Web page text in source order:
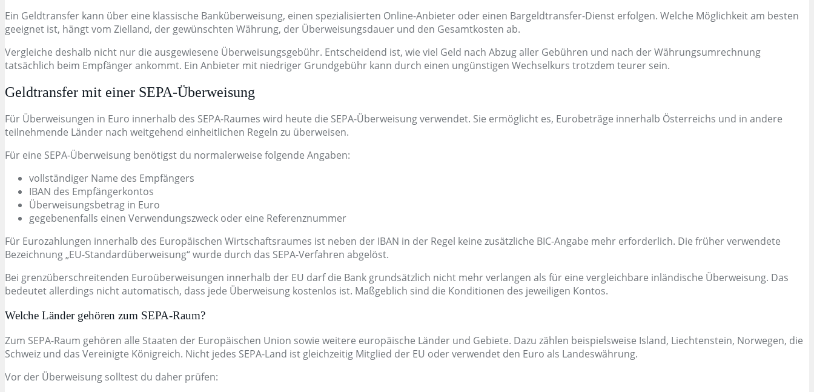
Ein Geldtransfer kann über eine klassische Banküberweisung, einen spezialisierten Online-Anbieter oder einen Bargeldtransfer-Dienst erfolgen. Welche Möglichkeit am besten
geeignet ist, hängt vom Zielland, der gewünschten Währung, der Überweisungsdauer und den Gesamtkosten ab.
Vergleiche deshalb nicht nur die ausgewiesene Überweisungsgebühr. Entscheidend ist, wie viel Geld nach Abzug aller Gebühren und nach der Währungsumrechnung
tatsächlich beim Empfänger ankommt. Ein Anbieter mit niedriger Grundgebühr kann durch einen ungünstigen Wechselkurs trotzdem teurer sein.
Geldtransfer mit einer SEPA-Überweisung
Für Überweisungen in Euro innerhalb des SEPA-Raumes wird heute die SEPA-Überweisung verwendet. Sie ermöglicht es, Eurobeträge innerhalb Österreichs und in andere
teilnehmende Länder nach weitgehend einheitlichen Regeln zu überweisen.
Für eine SEPA-Überweisung benötigst du normalerweise folgende Angaben:
vollständiger Name des Empfängers
IBAN des Empfängerkontos
Überweisungsbetrag in Euro
gegebenenfalls einen Verwendungszweck oder eine Referenznummer
Für Eurozahlungen innerhalb des Europäischen Wirtschaftsraumes ist neben der IBAN in der Regel keine zusätzliche BIC-Angabe mehr erforderlich. Die früher verwendete
Bezeichnung „EU-Standardüberweisung“ wurde durch das SEPA-Verfahren abgelöst.
Bei grenzüberschreitenden Euroüberweisungen innerhalb der EU darf die Bank grundsätzlich nicht mehr verlangen als für eine vergleichbare inländische Überweisung. Das
bedeutet allerdings nicht automatisch, dass jede Überweisung kostenlos ist. Maßgeblich sind die Konditionen des jeweiligen Kontos.
Welche Länder gehören zum SEPA-Raum?
Zum SEPA-Raum gehören alle Staaten der Europäischen Union sowie weitere europäische Länder und Gebiete. Dazu zählen beispielsweise Island, Liechtenstein, Norwegen, die
Schweiz und das Vereinigte Königreich. Nicht jedes SEPA-Land ist gleichzeitig Mitglied der EU oder verwendet den Euro als Landeswährung.
Vor der Überweisung solltest du daher prüfen: